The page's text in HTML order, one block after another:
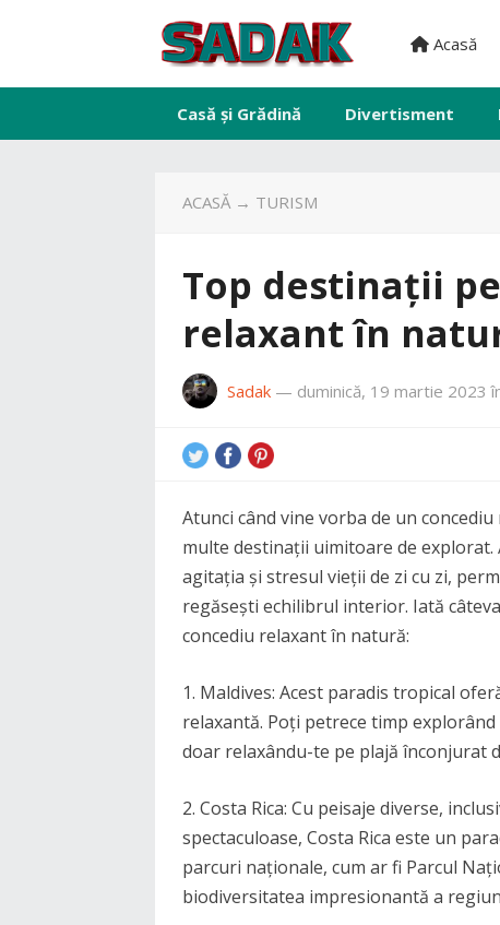
Acasă
Casă și Grădină Divertisment
ACASĂ→ TURISM
Top destinații
relaxant în
Sadak — duminică, 19 martie 2023
Atunci când vine vorba de un
multe destinații uimitoare de
agitația și stresul vieții de zi cu zi,
regăsești echilibrul interior. Iată
concediu relaxant în natură:
1. Maldives: Acest paradis tropical
relaxantă. Poți petrece timp
doar relaxându-te pe plajă înconjurat
2. Costa Rica: Cu peisaje diverse,
spectaculoase, Costa Rica este un
parcuri naționale, cum ar fi Parcul
biodiversitatea impresionantă a